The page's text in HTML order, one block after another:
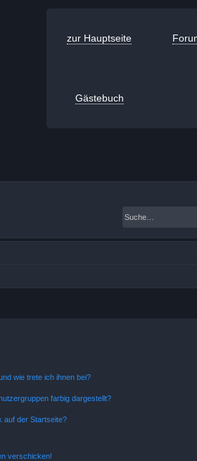
zur Hauptseite
Gästebuch
wie trete ich ihnen bei?
farbig dargestellt?
auf der Startseite?
verschicken!